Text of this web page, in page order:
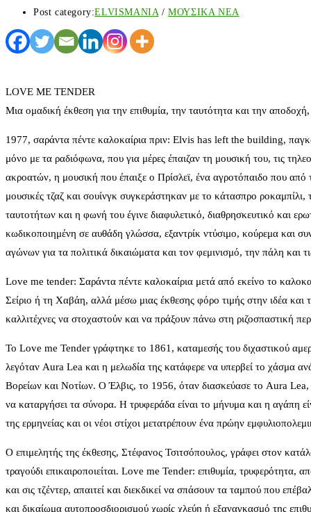
Post category:ELVISMANIA / ΜΟΥΣΙΚΑ ΝΕΑ
LOVE ME TENDER
Μια ομαδική έκθεση για την επιθυμία, την ταυτότητα και την
1977, σαράντα πέντε καλοκαίρια πριν: Elvis has left the building,
μόνο με τα ραδιόφωνα, που για μέρες έπαιζαν τη μουσική του, τις
ακροατών, η μουσική που έπαιξε ο Πρίσλεϊ, ένα αγροτόπαιδο που
μουσικές τζαζ και σουίνγκ συγκεράστηκαν με το κάτασπρο
ταυτοτήτων και η φωνή του έγινε διαφυλετικό, διαθρησκευτικό και
κωδικοποιημένη σε αυθάδη γλώσσα, εξαντρίκ ντύσιμο, κούρεμα και
αγώνων για τα πολιτικά δικαιώματα και τον φεμινισμό, την πάλη και
Love me tender: Σαράντα πέντε καλοκαίρια μετά από εκείνο το
Σείριο ή τη Χαβάη, αλλά μέσω μιας έκθεσης φόρο τιμής στην ιδέα
καλλιτέχνες να στοχαστούν και να πράξουν πάνω στη ριζοσπαστική
Το Love me Tender γράφτηκε το 1861, καταμεσής του διχαστικού
λεγόταν Aura Lea και η μελωδία της κατάφερε να υπερβεί το χάσμα
Βορείων και Νοτίων. Ο Έλβις, το 1956, όταν διασκεύασε το Aura Lea,
να καταργήσει τα σύνορα. Η τρυφεράδα είναι το μήνυμα και η αγάπη
της ερμηνείας και οι νέοι στίχοι μετατρέπουν ένα πρώην
Ο επιμελητής της έκθεσης, Στέφανος Τσιτσόπουλος, γράφει στον
τραγούδι επικαιροποιείται. Love me Tender: επιθυμία,
και σις τζέντερ, απαιτεί και διεκδικεί να σπάσουν τα ταμπού που
και δικαίωμα αυτοπροσδιορισμού χωρίς χλεύη ή εξαναγκασμό της